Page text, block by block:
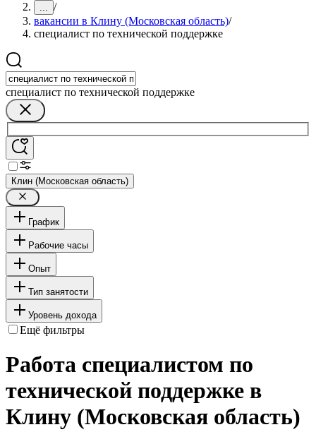
... /
вакансии в Клину (Московская область)/
специалист по технической поддержке
специалист по технической поддержке
Клин (Московская область)
График
Рабочие часы
Опыт
Тип занятости
Уровень дохода
Ещё фильтры
Работа специалистом по
технической поддержке в
Клину (Московская область)